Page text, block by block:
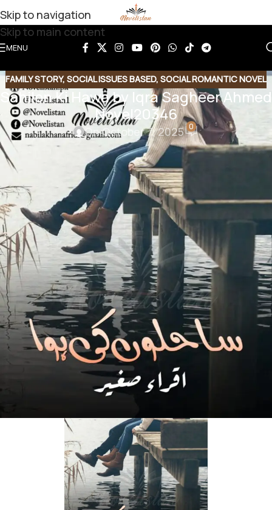
Skip to navigation
Skip to main content
MENU
FAMILY STORY, SOCIAL ISSUES BASED, SOCIAL ROMANTIC NOVEL
Sahilon Ki Hawa by Iqra Sagheer Ahmed
Novel20346
On October 7, 2025 0
Share this Novel
Share QR Share Link
Sahilon ki hawa by Iqra Sagheer
Ahmed
Social Romantic Novel | Complete novel
Download Link
Direct Download